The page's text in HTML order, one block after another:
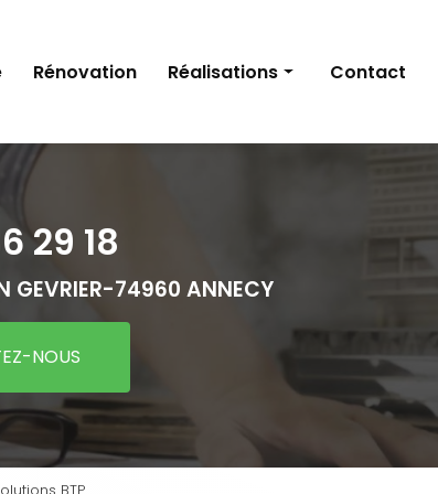
Rénovation Réalisations Contact
29 18
GEVRIER-74960 ANNECY
NOUS